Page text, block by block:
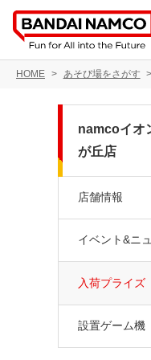
HOME あそび場をさがす
namcoイオ
が丘店
店舗情報
イベント&ニ
入荷プライズ
設置ゲーム機